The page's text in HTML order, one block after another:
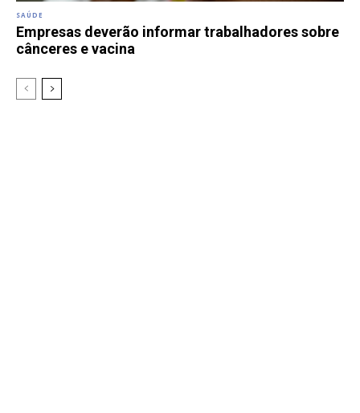
SAÚDE
Empresas deverão informar trabalhadores sobre
cânceres e vacina